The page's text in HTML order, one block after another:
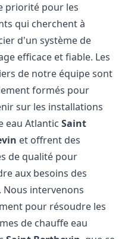
priorité pour les
qui cherchent à
d'un système de
efficace et fiable. Les
de notre équipe sont
formés pour
sur les installations
eau AtlanticSaint
et offrent des
de qualité pour
aux besoins des
Nous intervenons
pour résoudre les
de chauffe eau